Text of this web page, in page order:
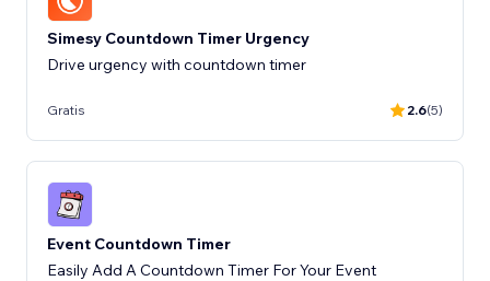
Simesy Countdown Timer Urgency
Drive urgency with countdown timer
Gratis 2.6(5)
Event Countdown Timer
Easily Add A Countdown Timer For Your Event